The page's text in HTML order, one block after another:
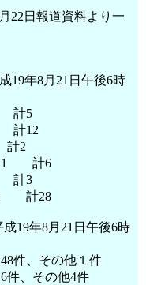
22日報道資料より一
19年8月21日午後6時
計5
12
2
1 計6
計3
1 計28
19年8月21日午後6時
件、その他１件
件、その他4件